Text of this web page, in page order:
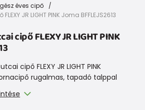
éves cipő
JR LIGHT PINK Joma BFFLEJS2613
cipő FLEXY JR LIGHT PINK
cipő FLEXY JR LIGHT PINK
tornacipő rugalmas, tapadó talppal